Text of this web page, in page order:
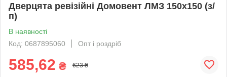
Дверцята ревізійні Домовент ЛМЗ 150х150 (з/
п)
В наявності
Код: 0687895060
Опт і роздріб
585,62 ₴ 623 ₴